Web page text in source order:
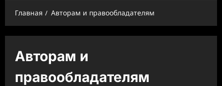
Главная Авторам и правообладателям
Авторам и
правообладателям